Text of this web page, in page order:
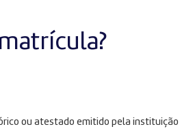
ou atestado emitido pela instituição